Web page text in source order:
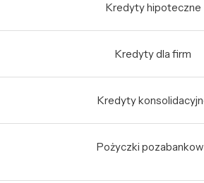
Kredyty hipoteczne
Kredyty dla firm
Kredyty
Pożyczki